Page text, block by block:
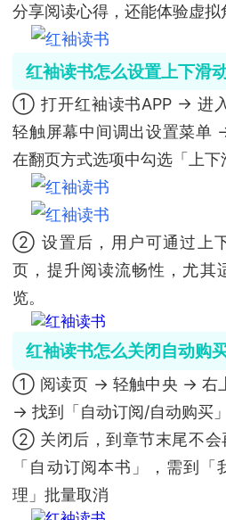
分享阅读心得，还能体验虚拟
红袖读书怎么设置上下滑
① 打开红袖读书APP → 进
轻触屏幕中间调出设置菜单
在翻页方式选项中勾选「上下
② 设置后，用户可通过上
页，提升阅读流畅性，尤其
览。
红袖读书怎么关闭自动购
① 阅读页 → 轻触中央 → 右上
→ 找到「自动订阅/自动购买
② 关闭后，到章节末尾不会
「自动订阅本书」，需到
理」批量取消